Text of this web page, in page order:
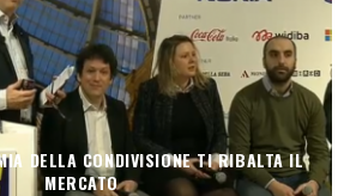
DELLA CONDIVISIONE TI RIBALTA IL
MERCATO